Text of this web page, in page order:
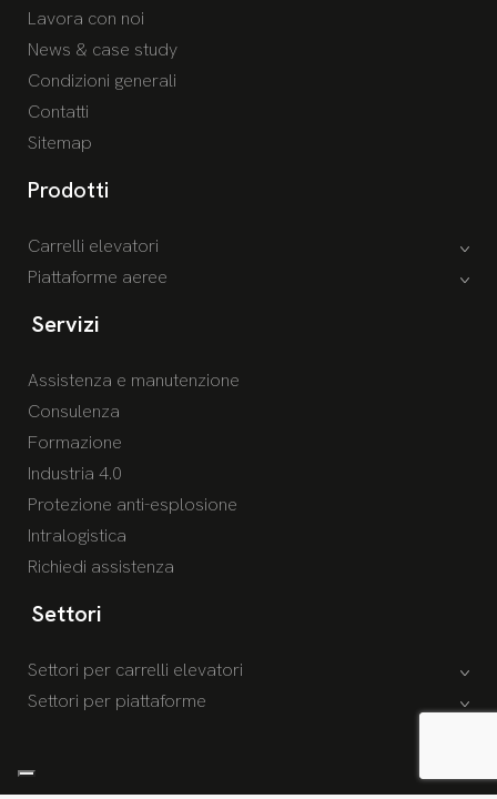
Lavora con noi
News & case study
Condizioni generali
Contatti
Sitemap
Prodotti
Carrelli elevatori
Piattaforme aeree
Servizi
Assistenza e manutenzione
Consulenza
Formazione
Industria 4.0
Protezione anti-esplosione
Intralogistica
Richiedi assistenza
Settori
Settori per carrelli elevatori
Settori per piattaforme